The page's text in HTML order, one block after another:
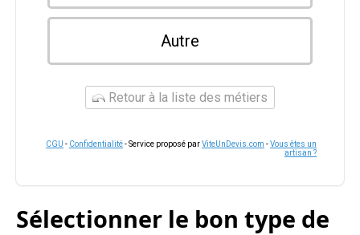
Autre
Retour à la liste des métiers
CGU - Confidentialité- Service proposé parViteUnDevis.com -Vous êtes un
artisan ?
Sélectionner le bon type de